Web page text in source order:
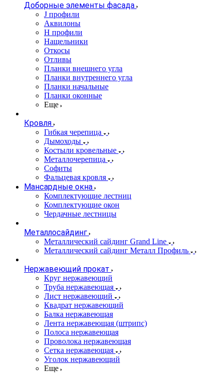
Доборные элементы фасада
J профили
Аквилоны
Н профили
Нащельники
Откосы
Отливы
Планки внешнего угла
Планки внутреннего угла
Планки начальные
Планки оконные
Еще
Кровля
Гибкая черепица
Дымоходы
Костыли кровельные
Металлочерепица
Софиты
Фальцевая кровля
Мансардные окна
Комплектующие лестниц
Комплектующие окон
Чердачные лестницы
Металлосайдинг
Металлический сайдинг Grand Line
Металлический сайдинг Металл Профиль
Нержавеющий прокат
Круг нержавеющий
Труба нержавеющая
Лист нержавеющий
Квадрат нержавеющий
Балка нержавеющая
Лента нержавеющая (штрипс)
Полоса нержавеющая
Проволока нержавеющая
Сетка нержавеющая
Уголок нержавеющий
Еще